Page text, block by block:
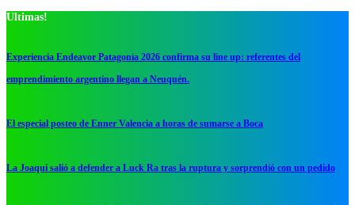
Ultimas!
Experiencia Endeavor Patagonia 2026 confirma su line up: referentes del
emprendimiento argentino llegan a Neuquén.
El especial posteo de Enner Valencia a horas de sumarse a Boca
La Joaqui salió a defender a Luck Ra tras la ruptura y sorprendió con un pedido